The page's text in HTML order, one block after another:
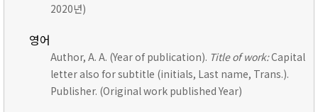
2020년)
영어
Author, A. A. (Year of publication). Title of work:Capital
letter also for subtitle (initials, Last name, Trans.).
Publisher. (Original work published Year)